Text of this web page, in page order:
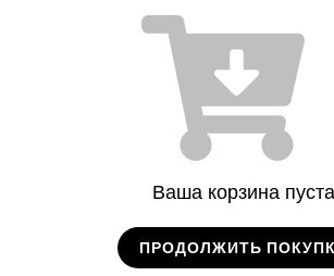
Ваша корзина пуста
ПРОДОЛЖИТЬ